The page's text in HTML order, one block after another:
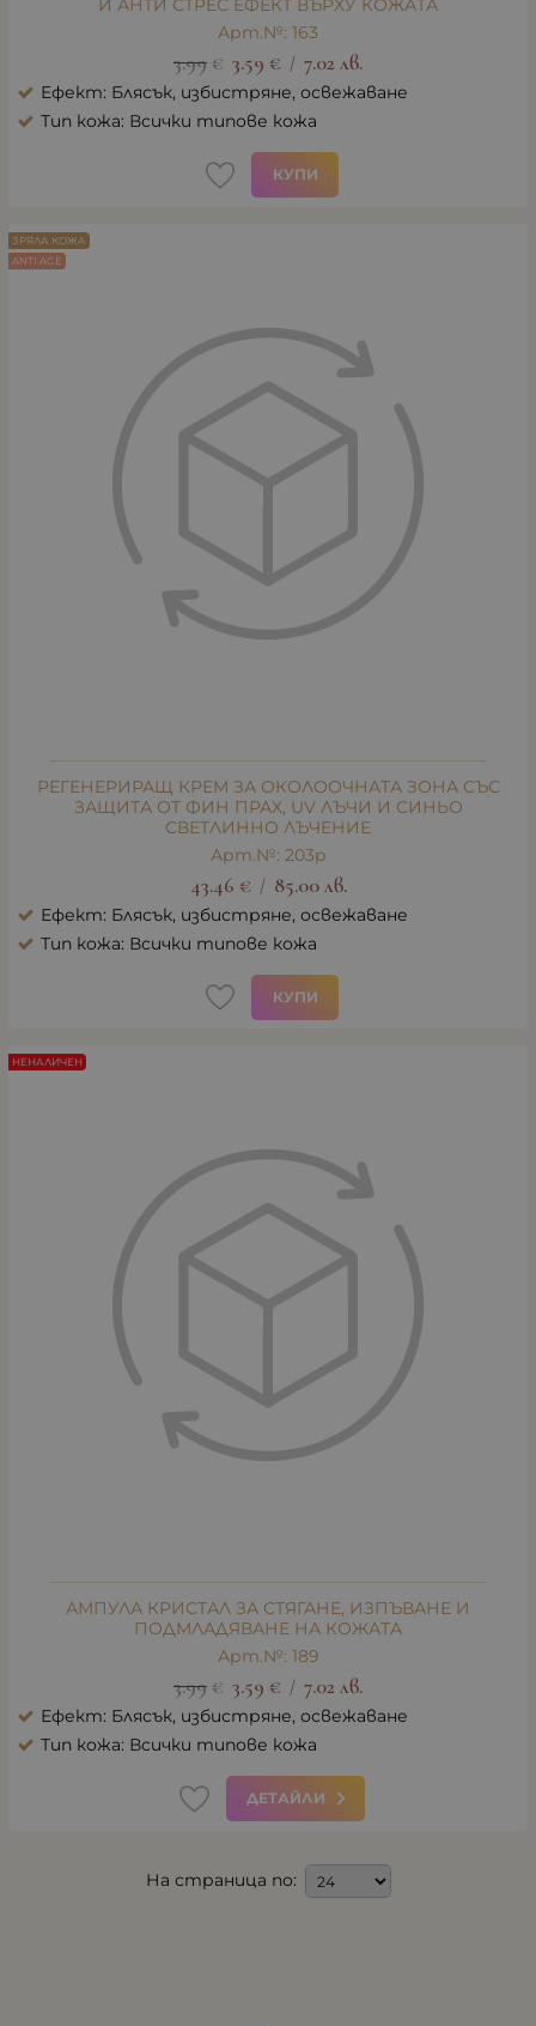
И АНТИ СТРЕС ЕФЕКТ ВЪРХУ КОЖАТА
Арт.№: 163
3.99 € 3.59 € / 7.02 лв.
Ефект: Блясък, избистряне, освежаване
Тип кожа: Всички типове кожа
КУПИ
РЕГЕНЕРИРАЩ КРЕМ ЗА ОКОЛООЧНАТА ЗОНА СЪС
ЗАЩИТА ОТ ФИН ПРАХ, UV ЛЪЧИ И СИНЬО
СВЕТЛИННО ЛЪЧЕНИЕ
Арт.№: 203p
43.46 € / 85.00 лв.
Ефект: Блясък, избистряне, освежаване
Тип кожа: Всички типове кожа
КУПИ
ЗРЯЛА КОЖА
ANTI AGE
АМПУЛА КРИСТАЛ ЗА СТЯГАНЕ, ИЗПЪВАНЕ И
ПОДМЛАДЯВАНЕ НА КОЖАТА
Арт.№: 189
3.99 € 3.59 € / 7.02 лв.
Ефект: Блясък, избистряне, освежаване
Тип кожа: Всички типове кожа
ДЕТАЙЛИ
НЕНАЛИЧЕН
На страница по: